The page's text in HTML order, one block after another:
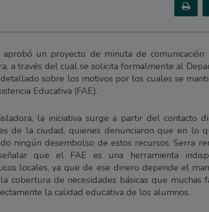
aprobó un proyecto de minuta de
a través del cual se solicita formalmente al
sobre los motivos por los cuales se
Educativa (FAE).
la iniciativa surge a partir del contacto
de la ciudad, quienes denunciaron que en lo
ningún desembolso de estos recursos. Serra
que el FAE es una herramienta
locales, ya que de ese dinero depende el
cobertura de necesidades básicas que muchas
la calidad educativa de los alumnos.